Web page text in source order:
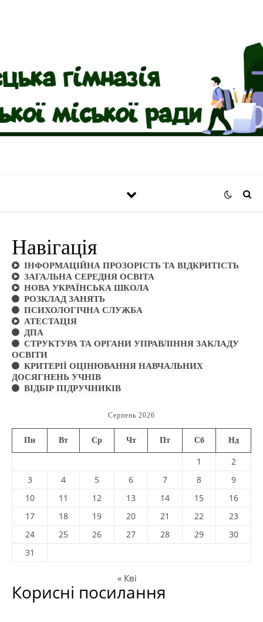
Навігація
ІНФОРМАЦІЙНА ПРОЗОРІСТЬ ТА ВІДКРИТІСТЬ
ЗАГАЛЬНА СЕРЕДНЯ ОСВІТА
НОВА УКРАЇНСЬКА ШКОЛА
РОЗКЛАД ЗАНЯТЬ
ПСИХОЛОГІЧНА СЛУЖБА
АТЕСТАЦІЯ
ДПА
СТРУКТУРА ТА ОРГАНИ УПРАВЛІННЯ ЗАКЛАДУ
ОСВІТИ
КРИТЕРІЇ ОЦІНЮВАННЯ НАВЧАЛЬНИХ
ДОСЯГНЕНЬ УЧНІВ
ВІДБІР ПІДРУЧНИКІВ
Серпень 2026
Пн Вт Ср Чт Пт Сб Нд
1
2
3
4 5 6 7 8
9
10
11 12 13 14 15
16
17
18 19 20 21 22
23
24
25 26 27 28 29
30
31
« Кві
Корисні посилання